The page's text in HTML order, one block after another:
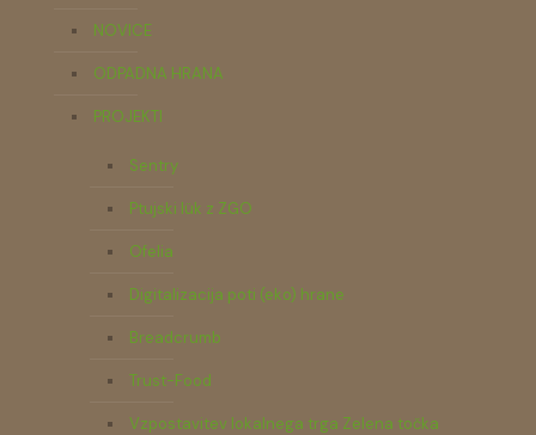
NOVICE
ODPADNA HRANA
PROJEKTI
Sentry
Ptujski lük z ZGO
Ofelia
Digitalizacija poti (eko) hrane
Breadcrumb
Trust-Food
Vzpostavitev lokalnega trga Zelena točka